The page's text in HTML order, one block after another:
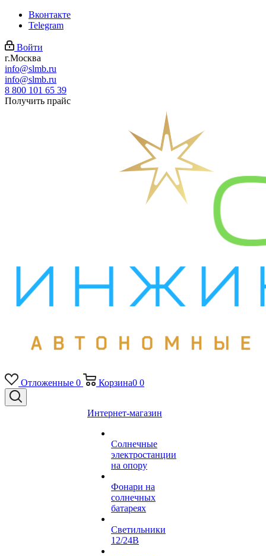
Вконтакте
Telegram
Войти
г.Москва
info@slmb.ru
info@slmb.ru
8 800 101 65 39
Получить прайс
Отложенные 0 Корзина0 0
Интернет-магазин
Солнечные
электростанции
на опору
Фонари на
солнечных
батареях
Светильники
12/24В